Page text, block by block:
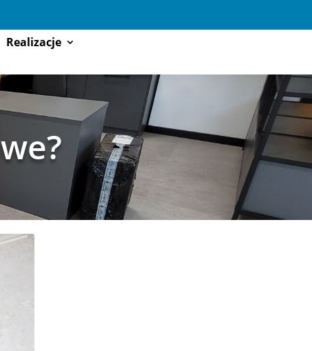
Realizacje